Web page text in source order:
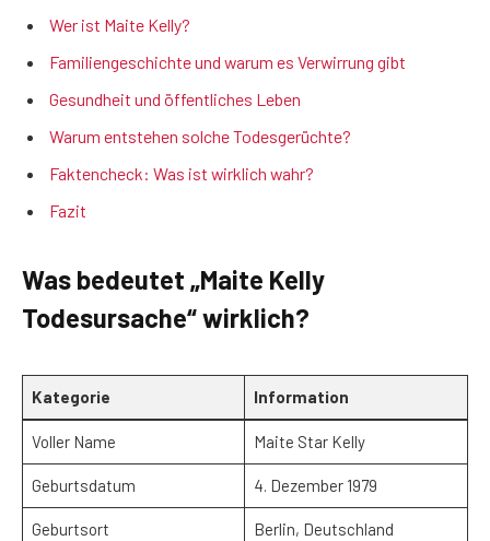
Wer ist Maite Kelly?
Familiengeschichte und warum es Verwirrung gibt
Gesundheit und öffentliches Leben
Warum entstehen solche Todesgerüchte?
Faktencheck: Was ist wirklich wahr?
Fazit
Was bedeutet „Maite Kelly
Todesursache“ wirklich?
Kategorie Information
Voller Name Maite Star Kelly
Geburtsdatum 4. Dezember 1979
Geburtsort Berlin, Deutschland